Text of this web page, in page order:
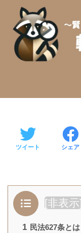
ツイート シェア
[非表示]
1 民法627条と